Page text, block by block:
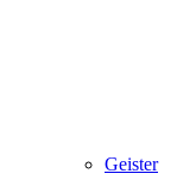
Geister